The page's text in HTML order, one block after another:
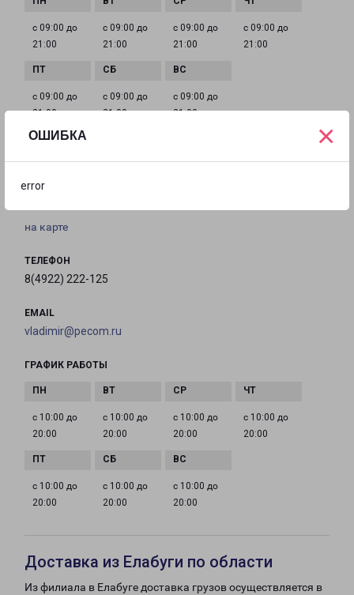
ОШИБКА
error
×
с 09:00 до
21:00
с 09:00 до
21:00
с 09:00 до
21:00
с 09:00 до
21:00
с 09:00 до
21:00
с 09:00 до
21:00
с 09:00 до
21:00
город Владимир, улица Добросельская, 171Б
на карте
ТЕЛЕФОН
8(4922) 222-125
EMAIL
vladimir@pecom.ru
ГРАФИК РАБОТЫ
с 10:00 до
20:00
с 10:00 до
20:00
с 10:00 до
20:00
с 10:00 до
20:00
с 10:00 до
20:00
с 10:00 до
20:00
с 10:00 до
20:00
Доставка из Елабуги по области
Из филиала в Елабуге доставка грузов осуществляется в